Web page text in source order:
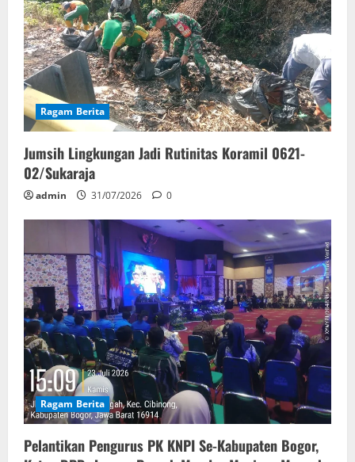
Ragam Berita
Jumsih Lingkungan Jadi Rutinitas Koramil 0621-
02/Sukaraja
admin 31/07/2026 0
Ragam Berita
Pelantikan Pengurus PK KNPI Se-Kabupaten Bogor,